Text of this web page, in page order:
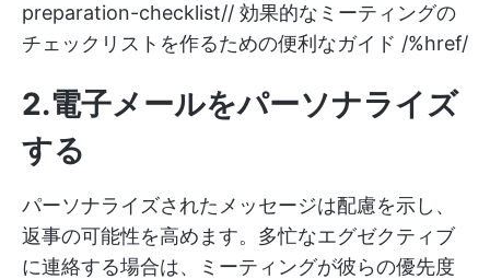
preparation-checklist// 効果的なミーティングの
チェックリストを作るための便利なガイド /%href/
2.電子メールをパーソナライズ
する
パーソナライズされたメッセージは配慮を示し、
返事の可能性を高めます。多忙なエグゼクティブ
に連絡する場合は、ミーティングが彼らの優先度